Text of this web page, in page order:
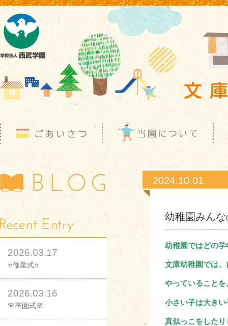
2026.03.17
⭐修業式⭐
2026.03.16
🌸卒園式🌸
2024.10.01
幼稚園みん
幼稚園ではどの
文庫幼稚園では
やっていること
小さい子は大き
真似っこをした